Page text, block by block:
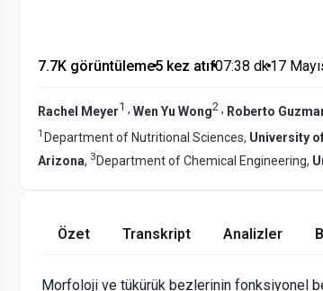
7.7K görüntüleme•5 kez atıf•07:38 dk•17
Rachel Meyer1 , Wen Yu Wong2 , Roberto
1 Department of Nutritional Sciences, University
Arizona, 3 Department of Chemical Engineering,
Özet Transkript Analizler
Morfoloji ve tükürük bezlerinin fonksiyonel